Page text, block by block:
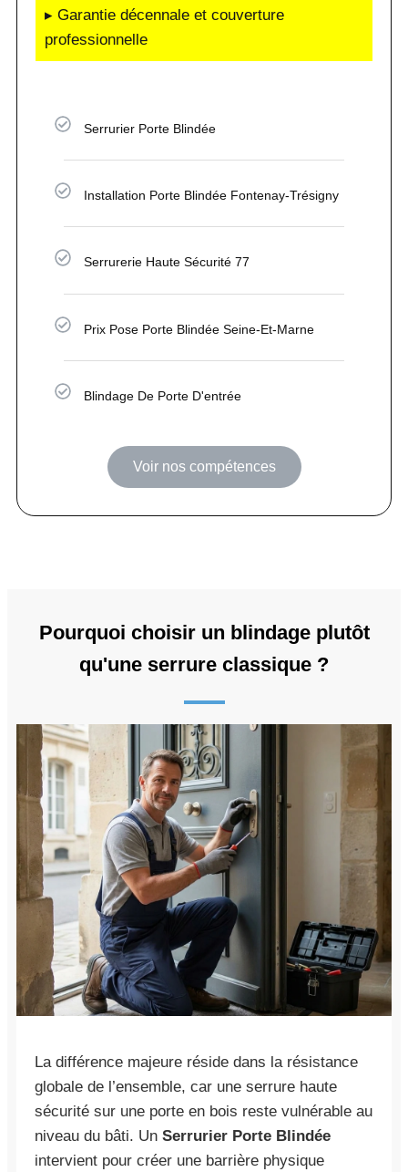
▸ Garantie décennale et couverture
professionnelle
Serrurier Porte Blindée
Installation Porte Blindée Fontenay-Trésigny
Serrurerie Haute Sécurité 77
Prix Pose Porte Blindée Seine-Et-Marne
Blindage De Porte D'entrée
Voir nos compétences
Pourquoi choisir un blindage plutôt
qu'une serrure classique ?
La différence majeure réside dans la résistance
globale de l’ensemble, car une serrure haute
sécurité sur une porte en bois reste vulnérable au
niveau du bâti. Un Serrurier Porte Blindée
intervient pour créer une barrière physique